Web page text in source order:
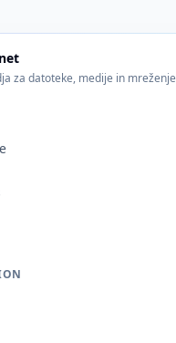
za datoteke, medije in mreženje